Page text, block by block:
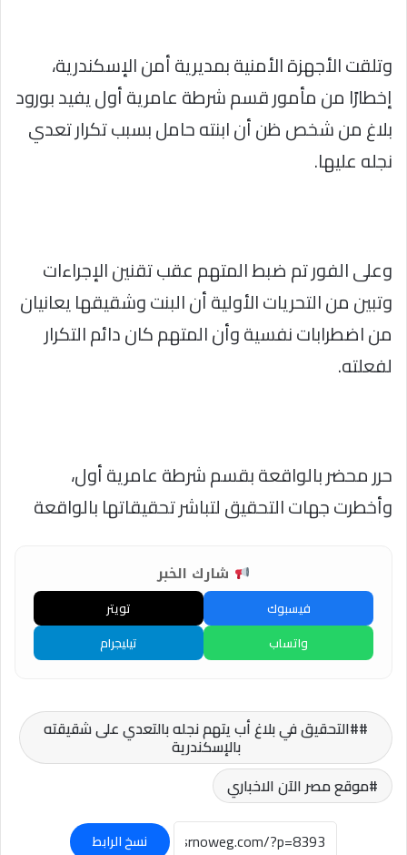
وتلقت الأجهزة الأمنية بمديرية أمن الإسكندرية،
إخطارًا من مأمور قسم شرطة عامرية أول يفيد بورود
بلاغ من شخص ظن أن ابنته حامل بسبب تكرار تعدي
نجله عليها.
وعلى الفور تم ضبط المتهم عقب تقنين الإجراءات
وتبين من التحريات الأولية أن البنت وشقيقها يعانيان
من اضطرابات نفسية وأن المتهم كان دائم التكرار
لفعلته.
حرر محضر بالواقعة بقسم شرطة عامرية أول،
وأخطرت جهات التحقيق لتباشر تحقيقاتها بالواقعة
شارك الخبر
فيسبوك
تويتر
واتساب
تيليجرام
#التحقيق في بلاغ أب يتهم نجله بالتعدي على شقيقته
بالإسكندرية
موقع مصر الآن الاخباري
نسخ الرابط